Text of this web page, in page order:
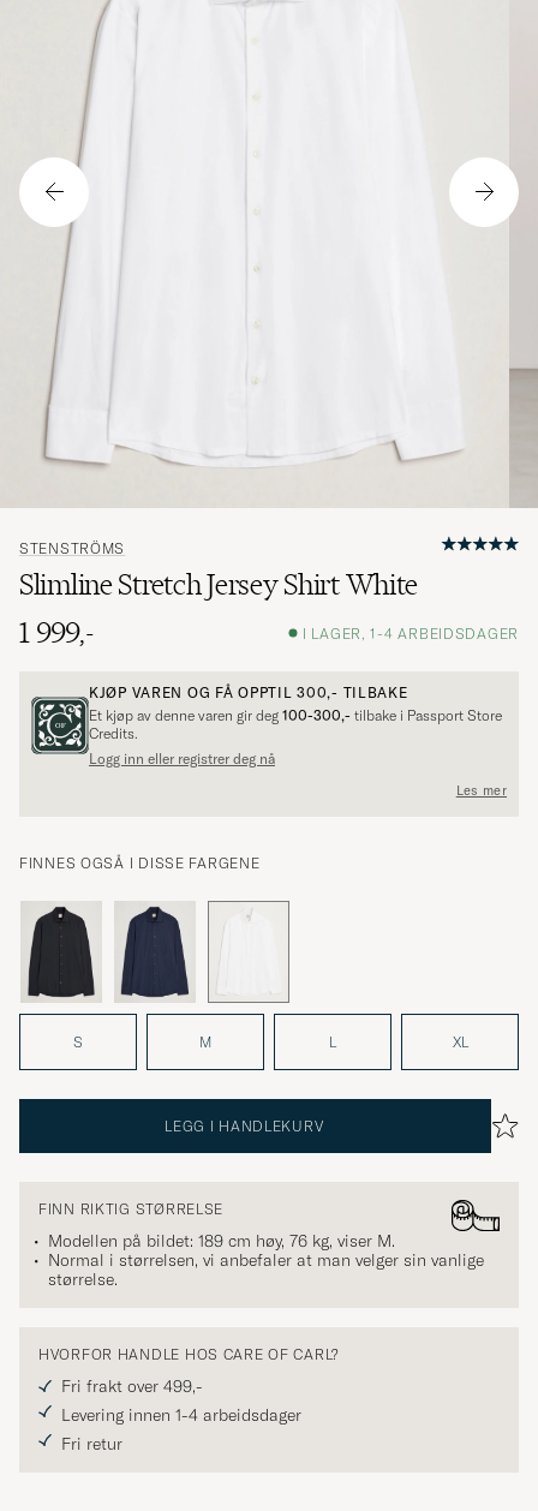
STENSTRÖMS
Slimline Stretch Jersey Shirt White
1 999,-
I LAGER, 1-4 ARBEIDSDAGER
KJØP VAREN OG FÅ OPPTIL300,- TILBAKE
Et kjøp av denne varen gir deg 100-300,- tilbake i Passport Store
Credits.
Logg inn eller registrer deg nå
Les mer
FINNES OGSÅ I DISSE FARGENE
S M L XL
LEGG I HANDLEKURV
FINN RIKTIG STØRRELSE
Modellen på bildet: 189 cm høy, 76 kg, viser M.
Normal i størrelsen, vi anbefaler at man velger sin vanlige
størrelse.
HVORFOR HANDLE HOS CARE OF CARL?
Fri frakt over 499,-
Levering innen 1-4 arbeidsdager
Fri retur